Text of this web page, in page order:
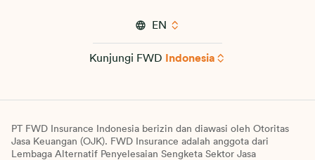
EN
Kunjungi FWD Indonesia
PT FWD Insurance Indonesia berizin dan diawasi oleh Otoritas
Jasa Keuangan (OJK). FWD Insurance adalah anggota dari
Lembaga Alternatif Penyelesaian Sengketa Sektor Jasa